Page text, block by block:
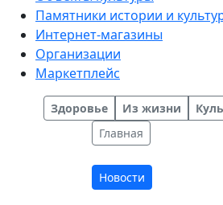
Памятники истории и
Интернет-магазины
Организации
Маркетплейс
Здоровье Из жизни
Главная
Новости